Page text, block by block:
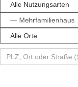
Alle Nutzungsarten
— Mehrfamilienhaus
Alle Orte